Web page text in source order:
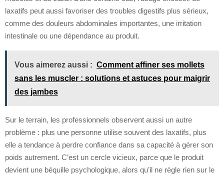
laxatifs peut aussi favoriser des troubles digestifs plus sérieux,
comme des douleurs abdominales importantes, une irritation
intestinale ou une dépendance au produit.
Vous aimerez aussi : Comment affiner ses mollets
sans les muscler : solutions et astuces pour maigrir
des jambes
Sur le terrain, les professionnels observent aussi un autre
problème : plus une personne utilise souvent des laxatifs, plus
elle a tendance à perdre confiance dans sa capacité à gérer son
poids autrement. C’est un cercle vicieux, parce que le produit
devient une béquille psychologique, alors qu’il ne règle rien sur le